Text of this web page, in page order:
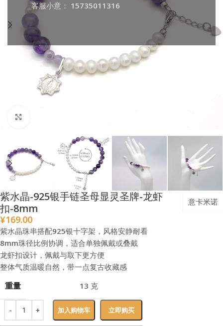
客服小意： 15735011316
紫水晶-925银手链圣母显灵圣牌-龙虾
扣-8mm
意卡米诺
¥169.00
紫水晶珠串搭配925银十字架，风格安静耐看
8mm珠径比例协调，适合单独佩戴或叠戴
龙虾扣设计，佩戴与取下更方便
整体气质温暖自然，带一点复古收藏感
重量 13 克
加入购物车 立即购买